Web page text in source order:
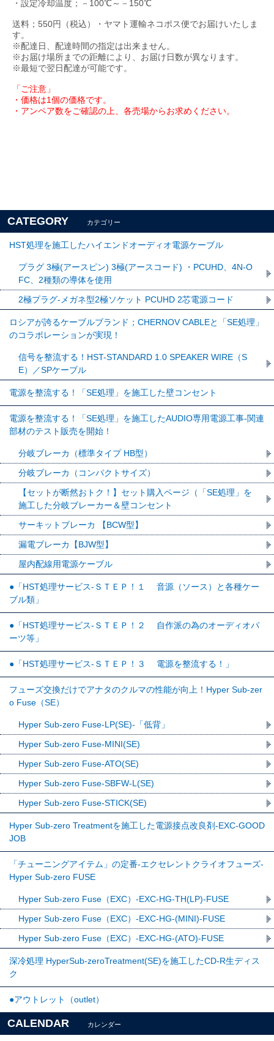
・設定冷却温度；－100℃～－150℃
送料；550円（税込）・ヤマト運輸ネコポス便でお届けいたしま
す。
※配達日、配達時間の指定は出来ません。
※お届け場所までの距離により、お届け日数が異なります。
※最短で翌日配達が可能です。
「ご注意」
・価格は1個の価格です。
・アンペア数をご確認の上、各売場からお求めください。
CATEGORY カテゴリー
HST処理を施工したハイエンドオーディオ電源ケーブル
プラグ 3極(アースピン) 3極(アースコード) ・PCUHD、4N-O
FC、2種類の導体を使用
2極プラグ-メガネ型2極ソケット PCUHD 2芯電源コード
ロシアが誇るケーブルブランド；CHERNOV CABLEと「SE処理」
のコラボレーションが実現！
信号を整流する！HST-STANDARD 1.0 SPEAKER WIRE（S
E）／SPケーブル
電源を整流する！「SE処理」を施工した壁コンセント
電源を整流する！「SE処理」を施工したAUDIO専用電源工事-関連
部材のテスト販売を開始！
分岐ブレーカ（標準タイプ HB型）
分岐ブレーカ（コンパクトサイズ）
【セットが断然おトク！】セット購入ページ（「SE処理」を
施工した分岐ブレーカー＆壁コンセント
サーキットブレーカ 【BCW型】
漏電ブレーカ【BJW型】
屋内配線用電源ケーブル
●「HST処理サービス-ＳＴＥＰ！１ 音源（ソース）と各種ケー
ブル類」
●「HST処理サービス-ＳＴＥＰ！２ 自作派の為のオーディオパ
ーツ等」
●「HST処理サービス-ＳＴＥＰ！３ 電源を整流する！」
フューズ交換だけでアナタのクルマの性能が向上！Hyper Sub-zer
o Fuse（SE）
Hyper Sub-zero Fuse-LP(SE)-「低背」
Hyper Sub-zero Fuse-MINI(SE)
Hyper Sub-zero Fuse-ATO(SE)
Hyper Sub-zero Fuse-SBFW-L(SE)
Hyper Sub-zero Fuse-STICK(SE)
Hyper Sub-zero Treatmentを施工した電源接点改良剤-EXC-GOOD
JOB
「チューニングアイテム」の定番-エクセレントクライオフューズ-
Hyper Sub-zero FUSE
Hyper Sub-zero Fuse（EXC）-EXC-HG-TH(LP)-FUSE
Hyper Sub-zero Fuse（EXC）-EXC-HG-(MINI)-FUSE
Hyper Sub-zero Fuse（EXC）-EXC-HG-(ATO)-FUSE
深冷処理 HyperSub-zeroTreatment(SE)を施工したCD-R生ディス
ク
●アウトレット（outlet）
CALENDAR カレンダー